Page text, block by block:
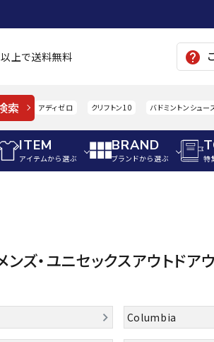
以上で送料無料 help
索 アディゼロ クリフトン10 バドミントンシュー
クセサリー
ェア
ジュニアサッカースパイク
シューズアクセサリー
ITEM
アイテムから選ぶ
ジャケット・アウター
ジャケット・
BRAND
ブランドから選ぶ
adidas
特
ンズ・ユニセックスアウトドア
Columbia